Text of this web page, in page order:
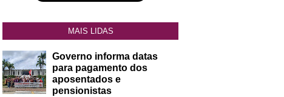
MAIS LIDAS
Governo informa datas
para pagamento dos
aposentados e
pensionistas